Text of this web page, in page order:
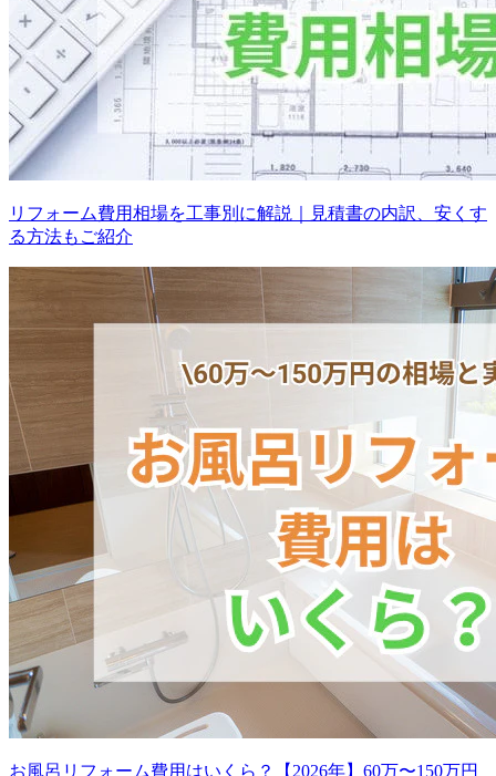
リフォーム費用相場を工事別に解説｜見積書の内訳、安くす
る方法もご紹介
お風呂リフォーム費用はいくら？【2026年】60万〜150万円